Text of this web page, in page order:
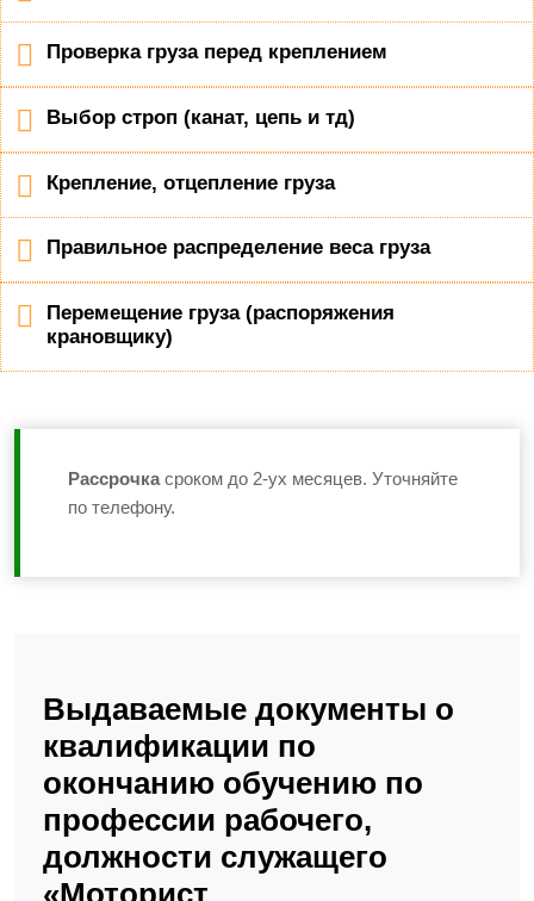
Проверка груза перед креплением
Выбор строп (канат, цепь и тд)
Крепление, отцепление груза
Правильное распределение веса груза
Перемещение груза (распоряжения
крановщику)
Рассрочка сроком до 2-ух месяцев. Уточняйте
по телефону.
Выдаваемые документы о
квалификации по
окончанию обучению по
профессии рабочего,
должности служащего
«Моторист